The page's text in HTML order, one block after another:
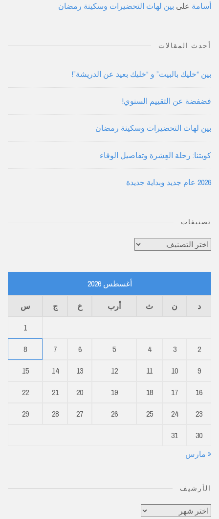
أسامة على بين لهاث التحضيرات وسكينة رمضان
أحدث المقالات
بين “خليك بالبيت” و “خليك بعيد عن الدريشة”!
فضفضة عن التقييم السنوي!
بين لهاث التحضيرات وسكينة رمضان
كويتنا: رحلة العِشرة وتفاصيل الوفاء
2026 عام جديد وبداية جديدة
تصنيفات
تصنيفات
أغسطس 2026
د ن ث أرب خ ج
س
1
2
3
4
5
6
7
8
9
10
11
12
13
14
15
16
17
18
19
20
21
22
23
24
25
26
27
28
29
30
31
« مارس
الأرشيف
الأرشيف